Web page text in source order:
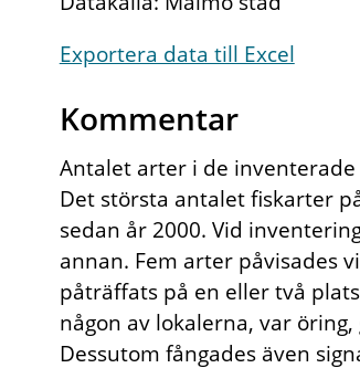
Exportera data till Excel
Kommentar
Antalet arter i de
Det största antalet fiskarter
sedan år 2000. Vid
annan. Fem arter påvisades
påträffats på en eller två
någon av lokalerna, var
Dessutom fångades även